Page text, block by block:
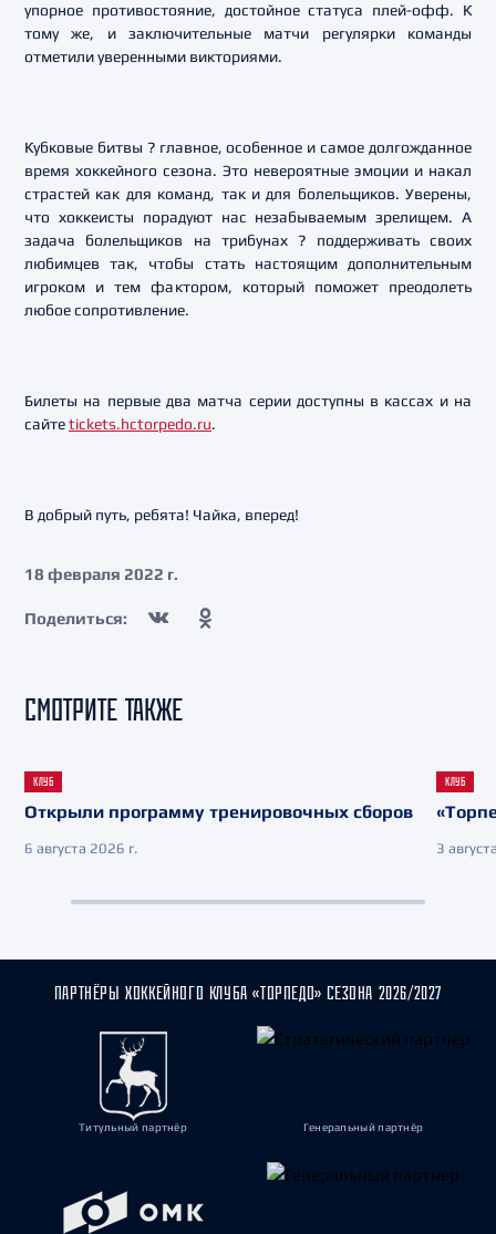
упорное противостояние, достойное статуса плей-офф. К
тому же, и заключительные матчи регулярки команды
отметили уверенными викториями.
Кубковые битвы ? главное, особенное и самое долгожданное
время хоккейного сезона. Это невероятные эмоции и накал
страстей как для команд, так и для болельщиков. Уверены,
что хоккеисты порадуют нас незабываемым зрелищем. А
задача болельщиков на трибунах ? поддерживать своих
любимцев так, чтобы стать настоящим дополнительным
игроком и тем фактором, который поможет преодолеть
любое сопротивление.
Билеты на первые два матча серии доступны в кассах и на
сайтеtickets.hctorpedo.ru.
В добрый путь, ребята! Чайка, вперед!
18 февраля 2022 г.
Поделиться:
СМОТРИТЕ ТАКЖЕ
КЛУБ
Открыли программу тренировочных сборов
6 августа 2026 г.
КЛУБ
3
ПАРТНЁРЫ ХОККЕЙНОГО КЛУБА «ТОРПЕДО» СЕЗОНА 2026/2027
Титульный партнёр Генеральный партнёр